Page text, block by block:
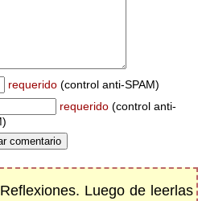
requerido (control anti-SPAM)
requerido (control anti-
Luego de leerlas